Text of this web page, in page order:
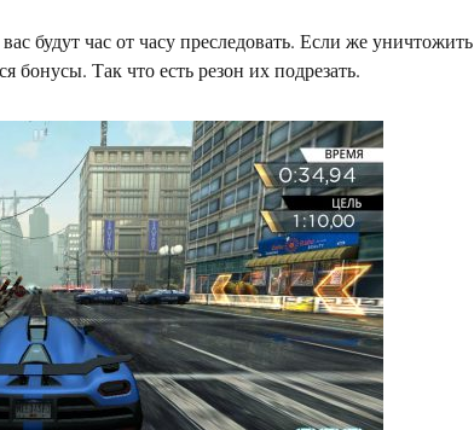
будут час от часу преследовать. Если же уничтожить
бонусы. Так что есть резон их подрезать.